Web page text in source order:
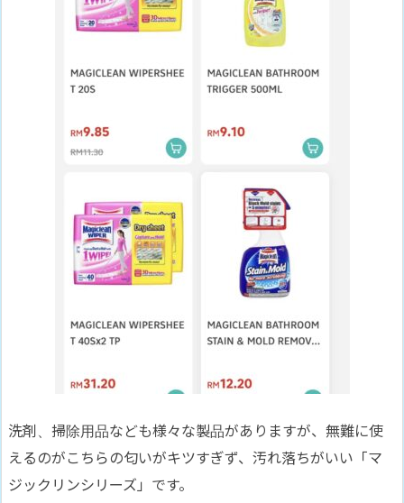
洗剤、掃除用品なども様々な製品がありますが、無難に使
えるのがこちらの匂いがキツすぎず、汚れ落ちがいい「マ
ジックリンシリーズ」です。